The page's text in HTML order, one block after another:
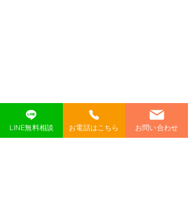
LINE無料相談 お電話はこちら お問い合わせ